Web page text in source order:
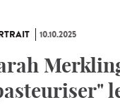
10.10.2025